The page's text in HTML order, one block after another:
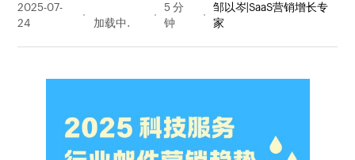
2025-07-
24
量
5 分
钟
邹以岑|SaaS营销增长专
家